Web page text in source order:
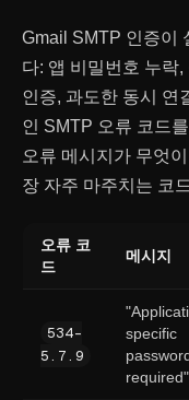
Gmail SMTP 인증이
다: 앱 비밀번호 누락
인증, 과도한 동시 연
인 SMTP 오류 코드
오류 메시지가 무엇
장 자주 마주치는 코
오류 코
드
메시지
534-
5.7.9
specific
required"